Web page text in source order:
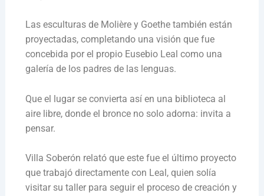
Las esculturas de Molière y Goethe también están
proyectadas, completando una visión que fue
concebida por el propio Eusebio Leal como una
galería de los padres de las lenguas.
Que el lugar se convierta así en una biblioteca al
aire libre, donde el bronce no solo adorna: invita a
pensar.
Villa Soberón relató que este fue el último proyecto
que trabajó directamente con Leal, quien solía
visitar su taller para seguir el proceso de creación y